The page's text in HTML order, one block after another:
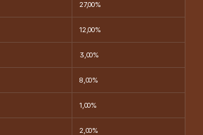
27,00%
12,00%
3,00%
8,00%
1,00%
2,00%